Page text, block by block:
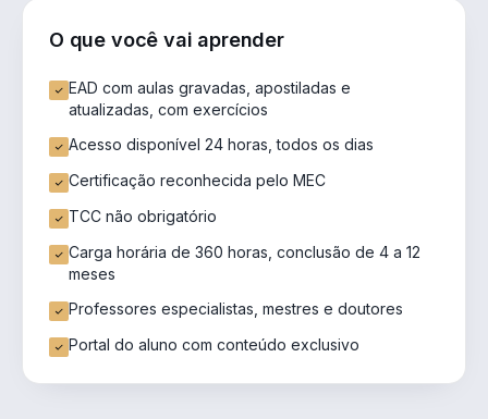
O que você vai aprender
EAD com aulas gravadas, apostiladas e
atualizadas, com exercícios
Acesso disponível 24 horas, todos os dias
Certificação reconhecida pelo MEC
TCC não obrigatório
Carga horária de 360 horas, conclusão de 4 a 12
meses
Professores especialistas, mestres e doutores
Portal do aluno com conteúdo exclusivo